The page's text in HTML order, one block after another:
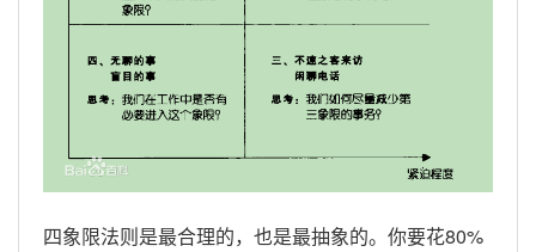
四象限法则是最合理的，也是最抽象的。你要花80%